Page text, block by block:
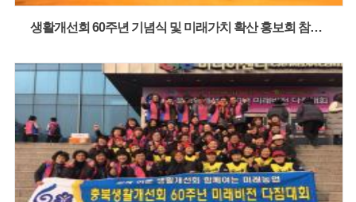
생활개선회 60주년 기념식 및 미래가치 확산 홍보회 참석(최혜진 회장 정부포상)